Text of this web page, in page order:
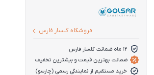
فروشگاه گلسار فارس
12 ماه ضمانت گلسار فارس
ضمانت بهترین قیمت و بیشترین تخفیف
خرید مستقیم از نمایندگی رسمی (چارسو)